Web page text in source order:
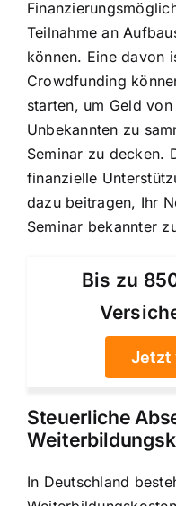
Teilnahme an
können. Eine davon
Crowdfunding
starten, um Geld
Unbekannten zu
Seminar zu decken.
finanzielle
dazu beitragen, Ihr
Seminar bekannter
Bis zu
Jetzt
Steuerliche
In Deutschland